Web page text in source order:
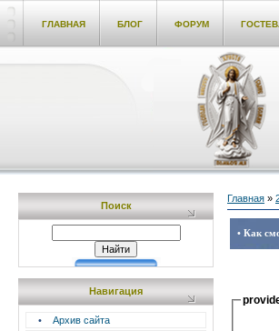
ГЛАВНАЯ БЛОГ ФОРУМ
Поиск
Навигация
•
Архив сайта
Главная »
• Как